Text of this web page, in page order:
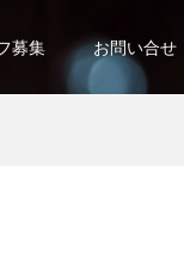
募集 お問い合せ